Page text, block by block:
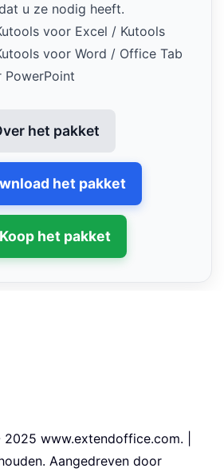
u ze nodig heeft.
voor Excel / Kutools
voor Word / Office Tab
PowerPoint
het pakket
het pakket
het pakket
www.extendoffice.com. |
Aangedreven door